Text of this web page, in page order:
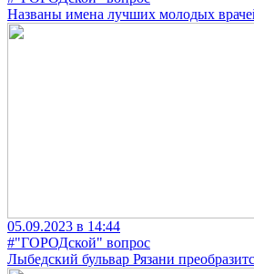
Названы имена лучших молодых
05.09.2023 в 14:44
#"ГОРОДской" вопрос
Лыбедский бульвар Рязани